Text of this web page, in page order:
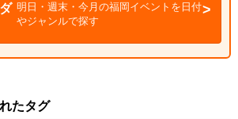
明日・週末・今月の福岡イベントを日付
やジャンルで探す
たタグ